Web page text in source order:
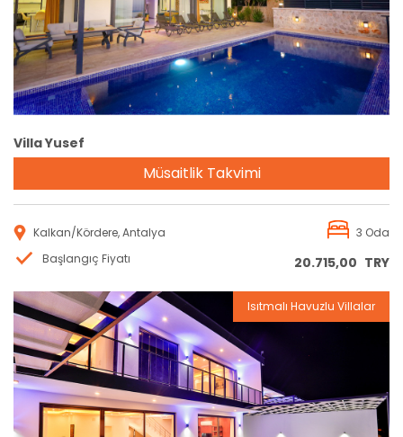
Villa Yusef
Müsaitlik Takvimi
Kalkan/Kördere, Antalya
3 Oda
Başlangıç Fiyatı
20.715,00 TRY
Rezervasyon
Isıtmalı Havuzlu Villalar